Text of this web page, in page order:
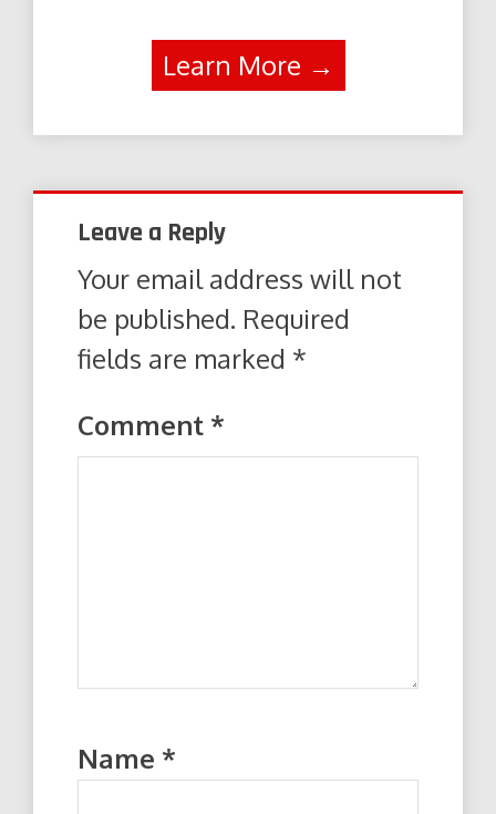
Learn More →
Leave a Reply
Your email address will not
be published. Required
fields are marked *
Comment *
Name *